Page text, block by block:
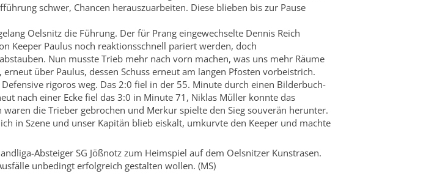
schwer, Chancen herauszuarbeiten. Diese blieben bis zur Pause
Oelsnitz die Führung. Der für Prang eingewechselte Dennis Reich
Keeper Paulus noch reaktionsschnell pariert werden, doch
Nun musste Trieb mehr nach vorn machen, was uns mehr Räume
über Paulus, dessen Schuss erneut am langen Pfosten vorbeistrich.
rigoros weg. Das 2:0 fiel in der 55. Minute durch einen Bilderbuch-
nach einer Ecke fiel das 3:0 in Minute 71, Niklas Müller konnte das
die Trieber gebrochen und Merkur spielte den Sieg souverän herunter.
in Szene und unser Kapitän blieb eiskalt, umkurvte den Keeper und machte
Absteiger SG Jößnotz zum Heimspiel auf dem Oelsnitzer Kunstrasen.
unbedingt erfolgreich gestalten wollen. (MS)